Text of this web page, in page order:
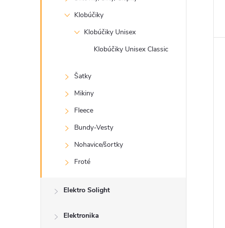
Klobúčiky
Klobúčiky Unisex
Klobúčiky Unisex Classic
Šatky
Mikiny
Fleece
Bundy-Vesty
Nohavice/šortky
Froté
Elektro Solight
Elektronika